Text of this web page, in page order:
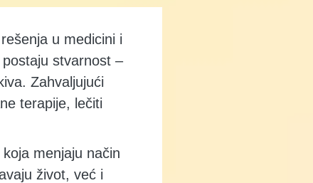
u medicini i
stvarnost –
Zahvaljujući
terapije, lečiti
koja menjaju način
život, već i